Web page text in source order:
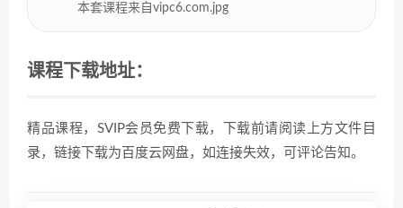
本套课程来自vipc6.com.jpg
课程下载地址：
精品课程，SVIP会员免费下载，下载前请阅读上方文件目
录，链接下载为百度云网盘，如连接失效，可评论告知。